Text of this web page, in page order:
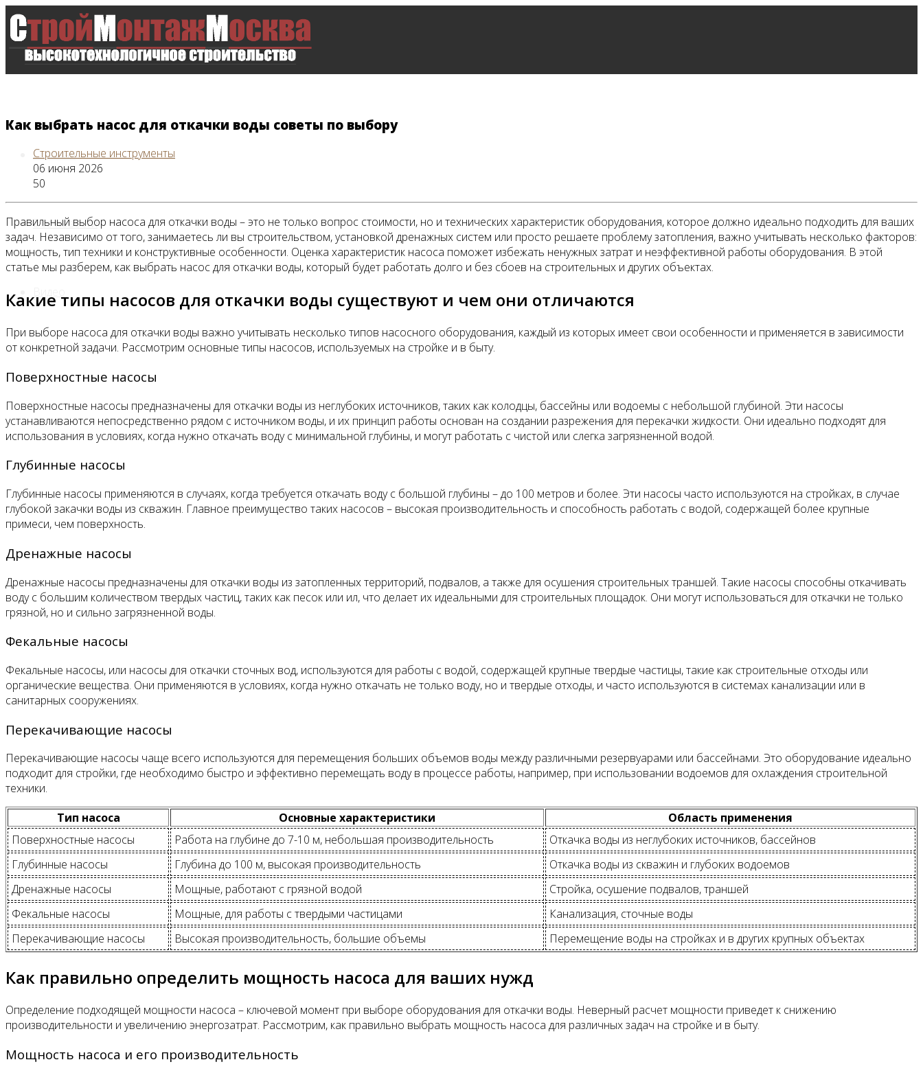
Главная
Все новости
Как выбрать насос для откачки воды советы по выбору
Строительные инструменты
06 июня 2026
50
Правильный выбор насоса для откачки воды – это не только вопрос стоимости, но и технических характеристик оборудования, которое должно идеально подходить для ваших
задач. Независимо от того, занимаетесь ли вы строительством, установкой дренажных систем или просто решаете проблему затопления, важно учитывать несколько факторов:
мощность, тип техники и конструктивные особенности. Оценка характеристик насоса поможет избежать ненужных затрат и неэффективной работы оборудования. В этой
статье мы разберем, как выбрать насос для откачки воды, который будет работать долго и без сбоев на строительных и других объектах.
Какие типы насосов для откачки воды существуют и чем они отличаются
При выборе насоса для откачки воды важно учитывать несколько типов насосного оборудования, каждый из которых имеет свои особенности и применяется в зависимости
от конкретной задачи. Рассмотрим основные типы насосов, используемых на стройке и в быту.
Поверхностные насосы
Поверхностные насосы предназначены для откачки воды из неглубоких источников, таких как колодцы, бассейны или водоемы с небольшой глубиной. Эти насосы
устанавливаются непосредственно рядом с источником воды, и их принцип работы основан на создании разрежения для перекачки жидкости. Они идеально подходят для
использования в условиях, когда нужно откачать воду с минимальной глубины, и могут работать с чистой или слегка загрязненной водой.
Глубинные насосы
Глубинные насосы применяются в случаях, когда требуется откачать воду с большой глубины – до 100 метров и более. Эти насосы часто используются на стройках, в случае
глубокой закачки воды из скважин. Главное преимущество таких насосов – высокая производительность и способность работать с водой, содержащей более крупные
примеси, чем поверхность.
Дренажные насосы
Дренажные насосы предназначены для откачки воды из затопленных территорий, подвалов, а также для осушения строительных траншей. Такие насосы способны откачивать
воду с большим количеством твердых частиц, таких как песок или ил, что делает их идеальными для строительных площадок. Они могут использоваться для откачки не только
грязной, но и сильно загрязненной воды.
Фекальные насосы
Фекальные насосы, или насосы для откачки сточных вод, используются для работы с водой, содержащей крупные твердые частицы, такие как строительные отходы или
органические вещества. Они применяются в условиях, когда нужно откачать не только воду, но и твердые отходы, и часто используются в системах канализации или в
санитарных сооружениях.
Перекачивающие насосы
Перекачивающие насосы чаще всего используются для перемещения больших объемов воды между различными резервуарами или бассейнами. Это оборудование идеально
подходит для стройки, где необходимо быстро и эффективно перемещать воду в процессе работы, например, при использовании водоемов для охлаждения строительной
техники.
Тип насоса
Основные характеристики
Область применения
Поверхностные насосы
Работа на глубине до 7-10 м, небольшая производительность
Откачка воды из неглубоких источников, бассейнов
Глубинные насосы
Глубина до 100 м, высокая производительность
Откачка воды из скважин и глубоких водоемов
Дренажные насосы
Мощные, работают с грязной водой
Стройка, осушение подвалов, траншей
Фекальные насосы
Мощные, для работы с твердыми частицами
Канализация, сточные воды
Перекачивающие насосы
Высокая производительность, большие объемы Перемещение воды на стройках и в других крупных объектах
Как правильно определить мощность насоса для ваших нужд
Определение подходящей мощности насоса – ключевой момент при выборе оборудования для откачки воды. Неверный расчет мощности приведет к снижению
производительности и увеличению энергозатрат. Рассмотрим, как правильно выбрать мощность насоса для различных задач на стройке и в быту.
Мощность насоса и его производительность